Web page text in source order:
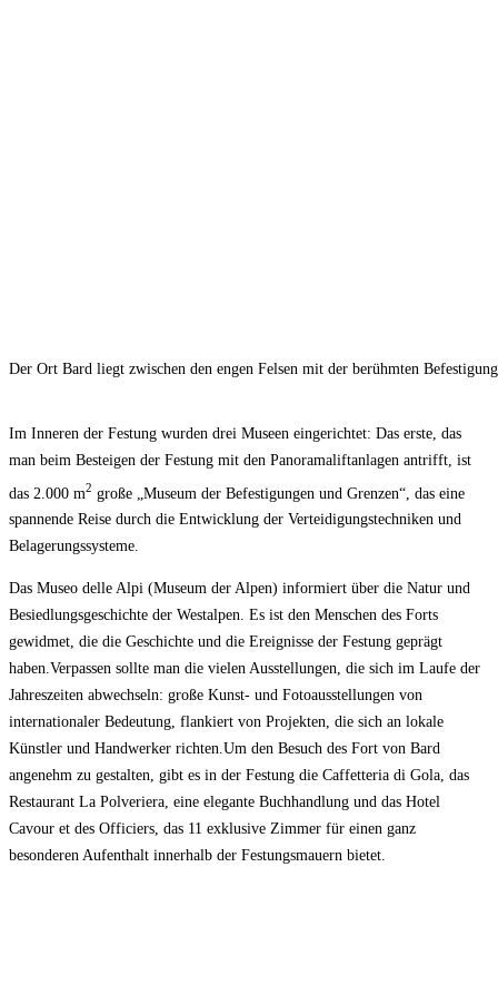
Der Ort Bard liegt zwischen den engen Felsen mit der berühmten
Im Inneren der Festung wurden drei Museen eingerichtet: Das erste, das
man beim Besteigen der Festung mit den Panoramaliftanlagen antrifft, ist
das 2.000 m2 große „Museum der Befestigungen und Grenzen“, das eine
spannende Reise durch die Entwicklung der Verteidigungstechniken und
Belagerungssysteme.
Das Museo delle Alpi (Museum der Alpen) informiert über die Natur und
Besiedlungsgeschichte der Westalpen. Es ist den Menschen des Forts
gewidmet, die die Geschichte und die Ereignisse der Festung geprägt
haben.Verpassen sollte man die vielen Ausstellungen, die sich im Laufe der
Jahreszeiten abwechseln: große Kunst- und Fotoausstellungen von
internationaler Bedeutung, flankiert von Projekten, die sich an lokale
Künstler und Handwerker richten.Um den Besuch des Fort von Bard
angenehm zu gestalten, gibt es in der Festung die Caffetteria di Gola, das
Restaurant La Polveriera, eine elegante Buchhandlung und das Hotel
Cavour et des Officiers, das 11 exklusive Zimmer für einen ganz
besonderen Aufenthalt innerhalb der Festungsmauern bietet.